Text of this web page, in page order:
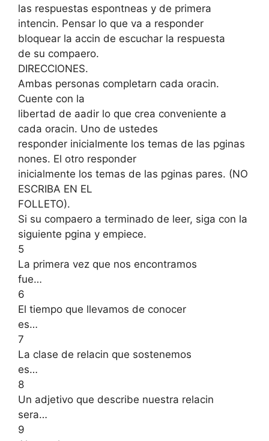
las respuestas espontneas y de primera
intencin. Pensar lo que va a responder
bloquear la accin de escuchar la respuesta
de su compaero.
DIRECCIONES.
Ambas personas completarn cada oracin.
Cuente con la
libertad de aadir lo que crea conveniente a
cada oracin. Uno de ustedes
responder inicialmente los temas de las pginas
nones. El otro responder
inicialmente los temas de las pginas pares. (NO
ESCRIBA EN EL
FOLLETO).
Si su compaero a terminado de leer, siga con la
siguiente pgina y empiece.
5
La primera vez que nos encontramos
fue…
6
El tiempo que llevamos de conocer
es…
7
La clase de relacin que sostenemos
es…
8
Un adjetivo que describe nuestra relacin
sera…
9